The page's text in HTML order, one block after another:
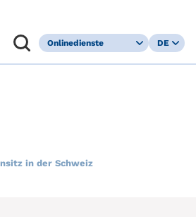
Onlinedienste
Kundenportal
DE
FR
in der Schweiz